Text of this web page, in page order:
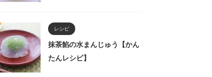
レシピ
抹茶餡の水まんじゅう【かん
たんレシピ】